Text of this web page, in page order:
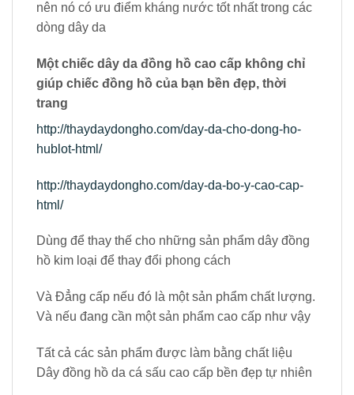
nên nó có ưu điểm kháng nước tốt nhất trong các
dòng dây da
Một chiếc dây da đồng hồ cao cấp không chỉ
giúp chiếc đồng hồ của bạn bền đẹp, thời
trang
http://thaydaydongho.com/day-da-cho-dong-ho-
hublot-html/
http://thaydaydongho.com/day-da-bo-y-cao-cap-
html/
Dùng để thay thế cho những sản phẩm dây đồng
hồ kim loại để thay đổi phong cách
Và Đẳng cấp nếu đó là một sản phẩm chất lượng.
Và nếu đang cần một sản phẩm cao cấp như vậy
Tất cả các sản phẩm được làm bằng chất liệu
Dây đồng hồ da cá sấu cao cấp bền đẹp tự nhiên